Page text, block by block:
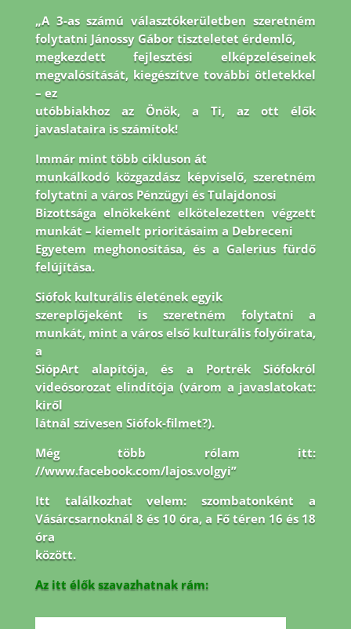
„A 3-as számú választókerületben szeretném
folytatni Jánossy Gábor tiszteletet érdemlő,
megkezdett fejlesztési elképzeléseinek
megvalósítását, kiegészítve további ötletekkel
– ez
utóbbiakhoz az Önök, a Ti, az ott élők
javaslataira is számítok!
Immár mint több cikluson át
munkálkodó közgazdász képviselő, szeretném
folytatni a város Pénzügyi és Tulajdonosi
Bizottsága elnökeként elkötelezetten végzett
munkát – kiemelt prioritásaim a Debreceni
Egyetem meghonosítása, és a Galerius fürdő
felújítása.
Siófok kulturális életének egyik
szereplőjeként is szeretném folytatni a
munkát, mint a város első kulturális folyóirata,
a
SiópArt alapítója, és a Portrék Siófokról
videósorozat elindítója (várom a javaslatokat:
kiről
látnál szívesen Siófok-filmet?).
Még több rólam itt:
//www.facebook.com/lajos.volgyi”
Itt találkozhat velem: szombatonként a
Vásárcsarnoknál 8 és 10 óra, a Fő téren 16 és 18
óra
között.
Az itt élők szavazhatnak rám: